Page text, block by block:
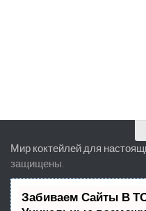
Мир коктейлей для
защищены.
Забиваем Сайты В